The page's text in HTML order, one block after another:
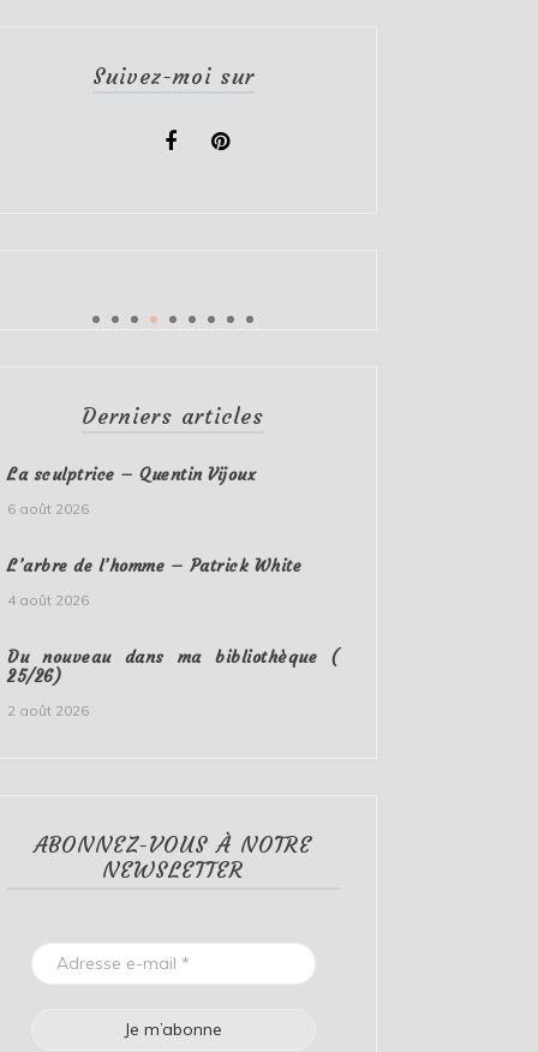
Suivez-moi sur
Derniers articles
La sculptrice – Quentin Vijoux
6 août 2026
L’arbre de l’homme – Patrick White
4 août 2026
Du nouveau dans ma bibliothèque (
25/26)
2 août 2026
ABONNEZ-VOUS À NOTRE
NEWSLETTER